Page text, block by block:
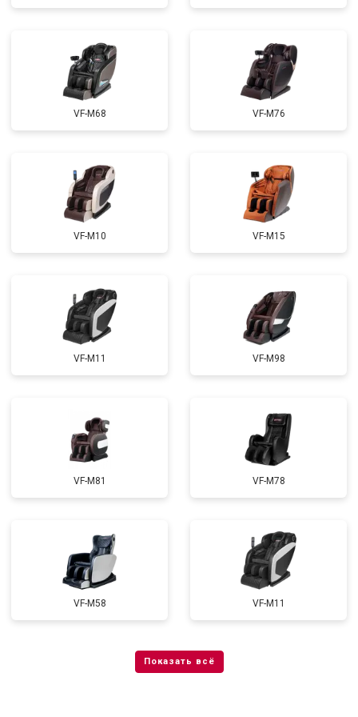
Ремонт сканера от 4800 ₽ Заказать
Замена сетевого трансформатора от 4500 ₽ Заказать
Ремонт микро-лифта от 5500 ₽
VF-M68 VF-M76
VF-M10 VF-M15
VF-M11 VF-M98
VF-M81 VF-M78
VF-M58 VF-M11